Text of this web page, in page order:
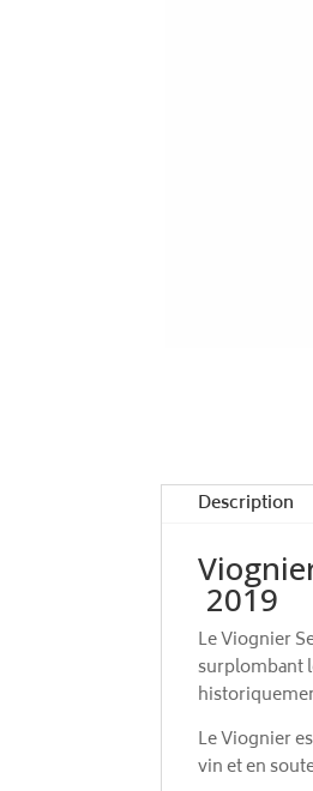
Description
2019
Le Viognier
surplombant
Le Viognier
vin et en